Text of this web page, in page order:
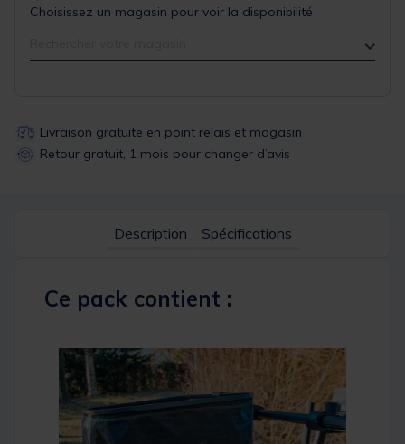
Choisissez un magasin pour voir la disponibilité
Livraison gratuite en point relais et magasin
Retour gratuit, 1 mois pour changer d’avis
Description Spécifications
Ce pack contient :